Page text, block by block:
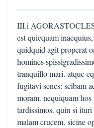
III.i
est quicquam
quidquid agit properat
homines
tranquillo mari. atque
fugitavi senes: scibam
moram. nequiquam
tardissimos. quin si
malam crucem. sicine